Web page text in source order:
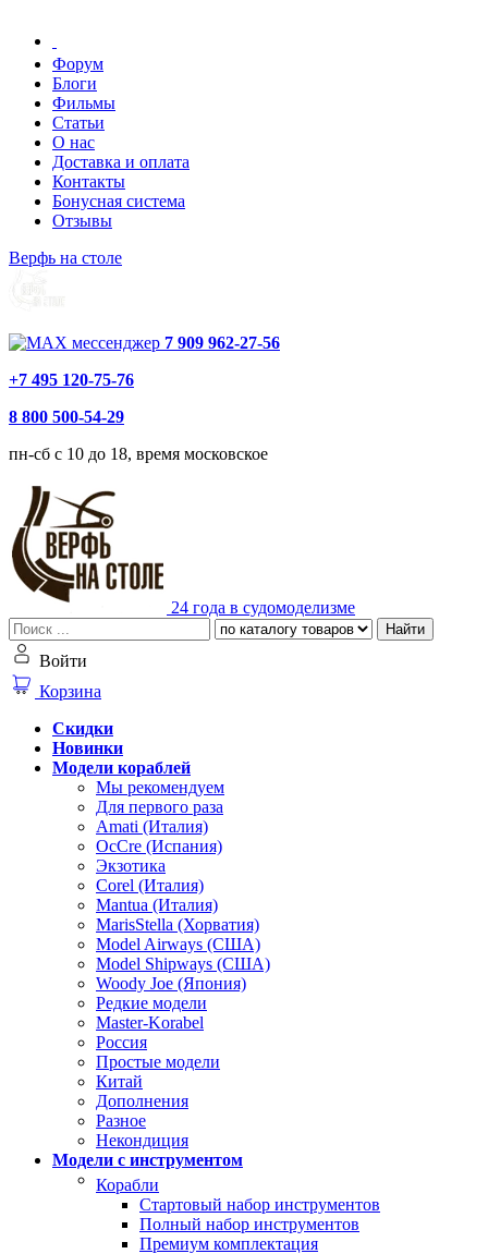
Форум
Блоги
Фильмы
Статьи
О нас
Доставка и оплата
Контакты
Бонусная система
Отзывы
Верфь на столе
7 909 962-27-56
+7 495 120-75-76
8 800 500-54-29
пн-сб с 10 до 18, время московское
24 года в судомоделизме
Найти
Войти
Корзина
Скидки
Новинки
Модели кораблей
Мы рекомендуем
Для первого раза
Amati (Италия)
OcCre (Испания)
Экзотика
Corel (Италия)
Mantua (Италия)
MarisStella (Хорватия)
Model Airways (США)
Model Shipways (США)
Woody Joe (Япония)
Редкие модели
Master-Korabel
Россия
Простые модели
Китай
Дополнения
Разное
Некондиция
Модели с инструментом
Корабли
Стартовый набор инструментов
Полный набор инструментов
Премиум комплектация